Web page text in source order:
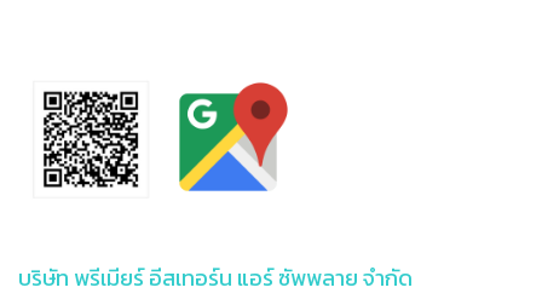
บริษัท พรีเมียร์ อีสเทอร์น แอร์ ซัพพลาย จำกัด